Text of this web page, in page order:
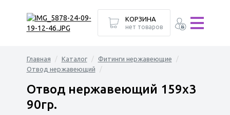
Главная Каталог
Фитинги нержавеющие
Отвод нержавеющий
Отвод нержавеющий 159х3
90гр.
КОРЗИНА
нет товаров